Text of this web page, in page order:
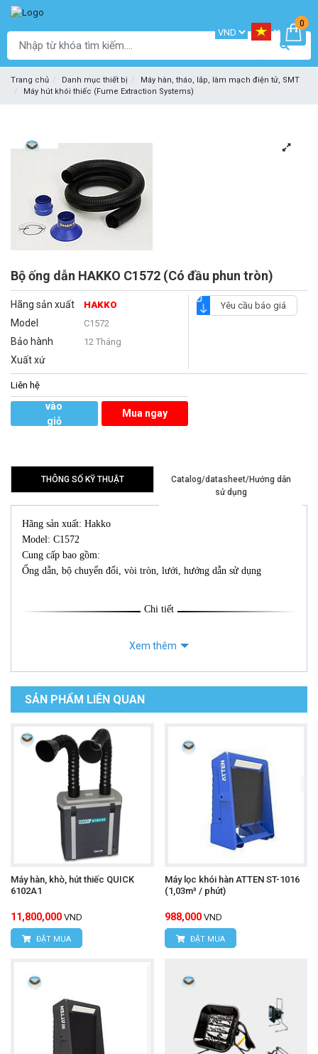
0
Trang chủ Danh mục thiết bị
Máy hàn, tháo, lắp, làm mạch điện tử, SMT
Máy hút khói thiếc (Fume Extraction Systems)
Bộ ống dẫn HAKKO C1572 (Có đầu phun tròn)
Hãng sản xuất HAKKO
Model C1572
Bảo hành 12 Tháng
Xuất xứ
Yêu cầu báo giá
Liên hệ
vào
giỏ
Mua ngay
THÔNG SỐ KỸ THUẬT
Catalog/datasheet/Hướng dẫn
sử dụng
Hãng sản xuất: Hakko
Model: C1572
Cung cấp bao gồm:
Ống dẫn, bộ chuyển đổi, vòi tròn, lưới, hướng dẫn sử dụng
Chi tiết
Xem thêm
SẢN PHẨM LIÊN QUAN
Máy hàn, khò, hút thiếc QUICK
6102A1
11,800,000 VND
ĐẶT MUA
Máy lọc khói hàn ATTEN ST-1016
(1,03m³ / phút)
988,000 VND
ĐẶT MUA